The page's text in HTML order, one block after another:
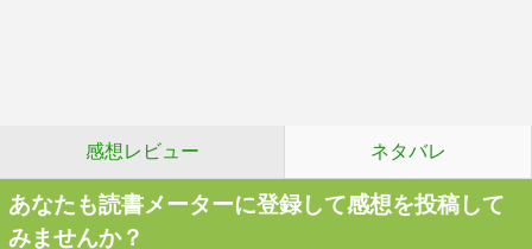
感想レビュー ネタバレ
あなたも読書メーターに登録して感想を投稿して
みませんか？